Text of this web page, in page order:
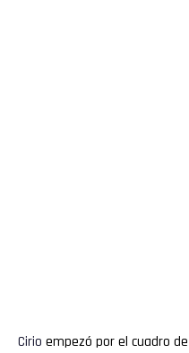
Cirio empezó por el cuadro